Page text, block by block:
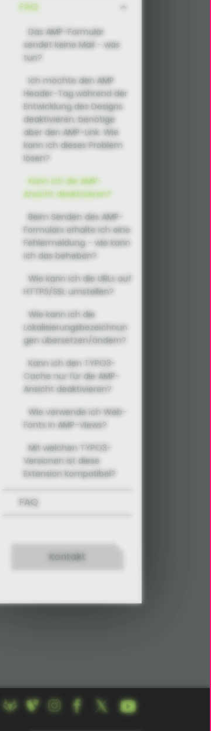
FAQ
Das AMP-Formular
sendet keine Mail - was
tun?
Ich möchte den AMP
Header-Tag während der
Entwicklung des Designs
deaktivieren, benötige
aber den AMP-Link. Wie
kann ich dieses Problem
lösen?
Kann ich die AMP-
Ansicht deaktivieren?
Beim Senden des AMP-
Formulars erhalte ich eine
Fehlermeldung - wie kann
ich das beheben?
Wie kann ich die URLs auf
HTTPS/SSL umstellen?
Wie kann ich die
Lokalisierungsbezeichnun
gen übersetzen/ändern?
Kann ich den TYPO3-
Cache nur für die AMP-
Ansicht deaktivieren?
Wie verwende ich Web-
Fonts in AMP-Views?
Mit welchen TYPO3-
Versionen ist diese
Extension kompatibel?
FAQ
Kontakt